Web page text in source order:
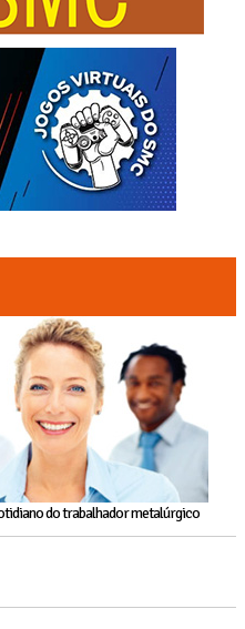
do trabalhador metalúrgico